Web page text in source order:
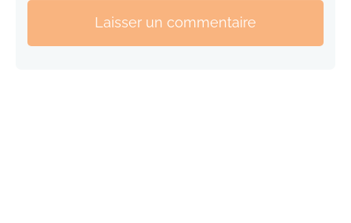
Laisser un commentaire